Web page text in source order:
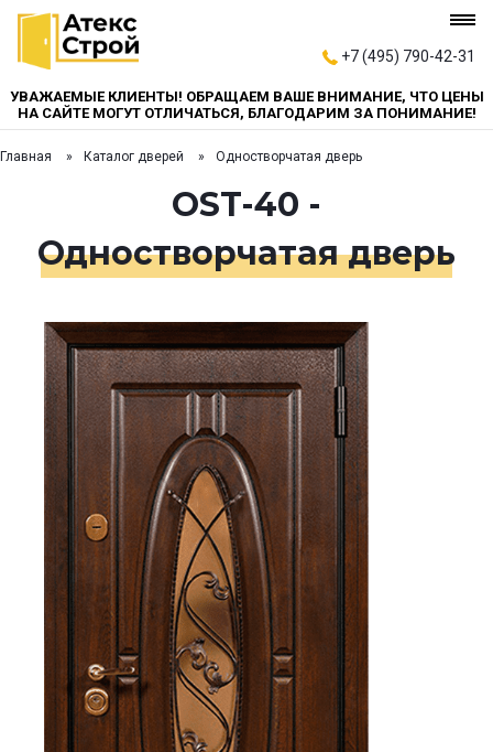
+7 (495) 790-42-31
УВАЖАЕМЫЕ КЛИЕНТЫ! ОБРАЩАЕМ ВАШЕ ВНИМАНИЕ, ЧТО ЦЕНЫ
НА САЙТЕ МОГУТ ОТЛИЧАТЬСЯ, БЛАГОДАРИМ ЗА ПОНИМАНИЕ!
Главная Каталог дверей Одностворчатая дверь
OST-40 -
Одностворчатая дверь